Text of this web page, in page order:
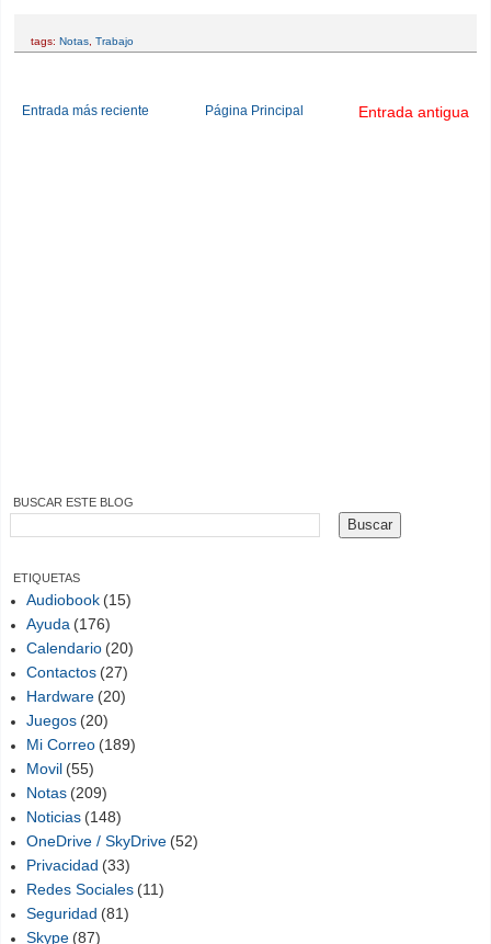
tags: Notas Trabajo
Entrada más reciente Entrada antigua
Página Principal
BUSCAR ESTE BLOG
ETIQUETAS
Audiobook (15)
Ayuda (176)
Calendario (20)
Contactos (27)
Hardware (20)
Juegos (20)
Mi Correo (189)
Movil (55)
Notas (209)
Noticias (148)
OneDrive / SkyDrive (52)
Privacidad (33)
Redes Sociales (11)
Seguridad (81)
Skype (87)